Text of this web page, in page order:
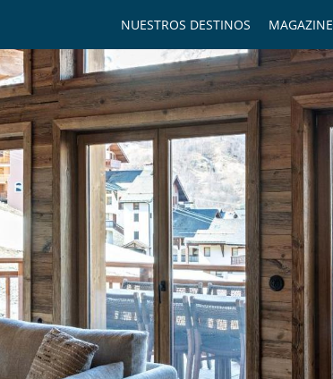
MAGAZINE
NUESTROS DESTINOS